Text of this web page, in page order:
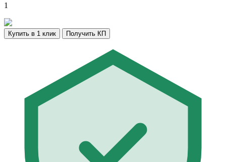
1
Купить в 1 клик Получить КП